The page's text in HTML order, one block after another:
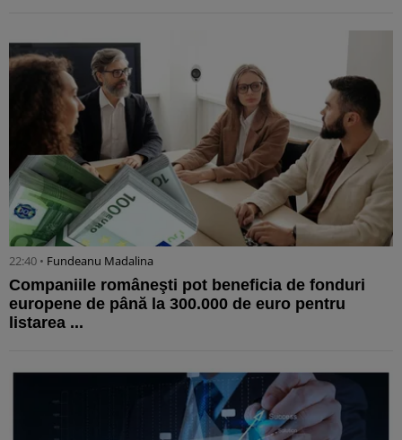
22:40 • Fundeanu Madalina
Companiile româneşti pot beneficia de fonduri
europene de până la 300.000 de euro pentru
listarea ...